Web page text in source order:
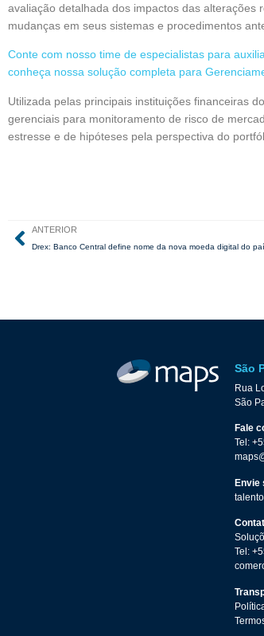
avaliação detalhada dos impactos das
mudanças em seus sistemas e procedimentos
Conte com nosso time de especialistas para
conheça nossa solução completa para
Utilizada pelas principais instituições financeiras
gerenciais para monitoramento de risco de
estresse e de hipóteses pela perspectiva do
ANTERIOR
Drex: Banco Central define nome da nova moeda digital do
São
Rua
São
Fale
Tel:
Envie
Tel: